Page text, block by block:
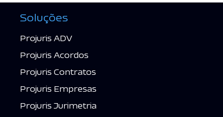
Soluções
Projuris ADV
Projuris Acordos
Projuris Contratos
Projuris Empresas
Projuris Jurimetria